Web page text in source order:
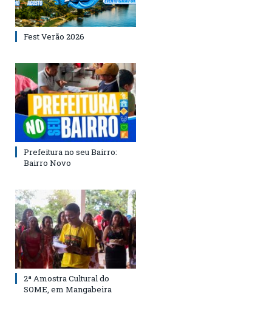
Fest Verão 2026
Prefeitura no seu Bairro:
Bairro Novo
2ª Amostra Cultural do
SOME, em Mangabeira